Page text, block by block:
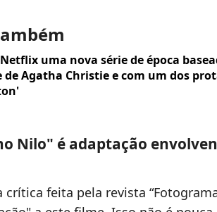
uma nova série de época
de Agatha Christie e com um dos
Nilo" é adaptação
crítica feita pela revista